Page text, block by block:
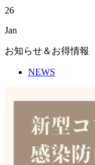
26
Jan
お知らせ＆お得情報
NEWS